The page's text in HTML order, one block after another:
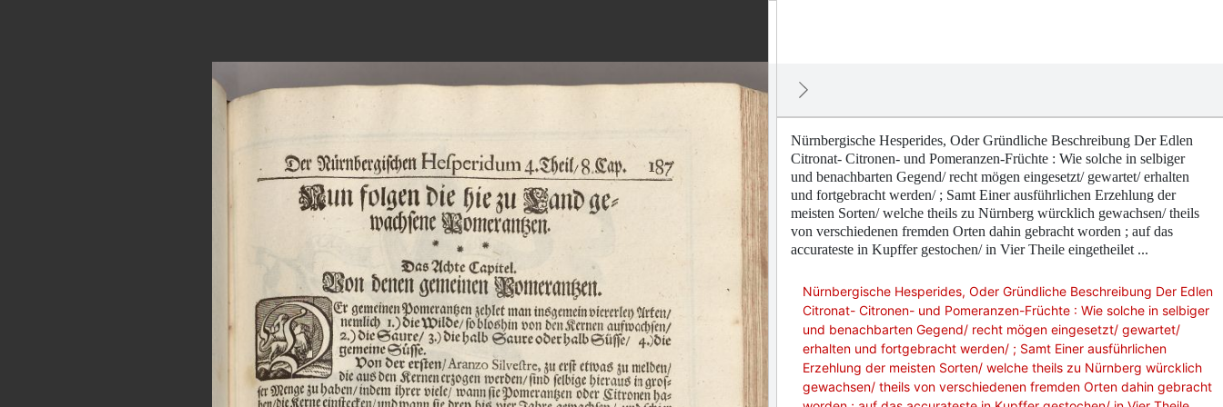
Nürnbergische Hesperides, Oder Gründliche Beschreibung Der Edlen
Citronat- Citronen- und Pomeranzen-Früchte : Wie solche in selbiger
und benachbarten Gegend/ recht mögen eingesetzt/ gewartet/ erhalten
und fortgebracht werden/ ; Samt Einer ausführlichen Erzehlung der
meisten Sorten/ welche theils zu Nürnberg würcklich gewachsen/ theils
von verschiedenen fremden Orten dahin gebracht worden ; auf das
accurateste in Kupffer gestochen/ in Vier Theile eingetheilet ...
Nürnbergische Hesperides, Oder Gründliche Beschreibung Der Edlen
Citronat- Citronen- und Pomeranzen-Früchte : Wie solche in selbiger
und benachbarten Gegend/ recht mögen eingesetzt/ gewartet/
erhalten und fortgebracht werden/ ; Samt Einer ausführlichen
Erzehlung der meisten Sorten/ welche theils zu Nürnberg würcklich
gewachsen/ theils von verschiedenen fremden Orten dahin gebracht